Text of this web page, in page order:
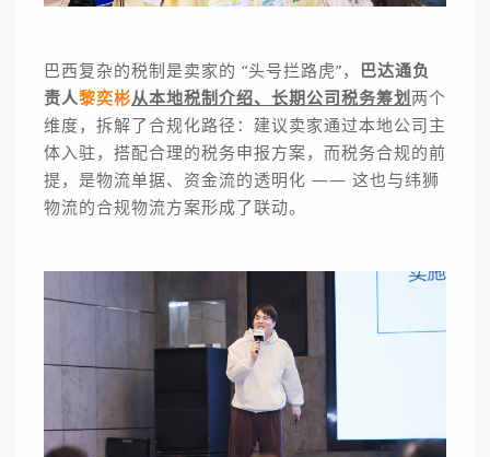
巴西复杂的税制是卖家的 “头号拦路虎”， 巴达通负
责人黎奕彬从本地税制介绍、长期公司税务筹划 两个
维度，拆解了合规化路径：建议卖家通过本地公司主
体入驻，搭配合理的税务申报方案，而税务合规的前
提，是物流单据、资金流的透明化 —— 这也与纬狮
物流的合规物流方案形成了联动。